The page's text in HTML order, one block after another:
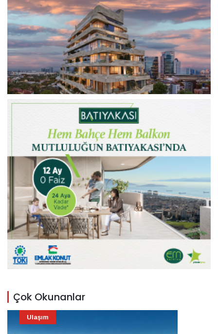
Çok Okunanlar
Ulaşım